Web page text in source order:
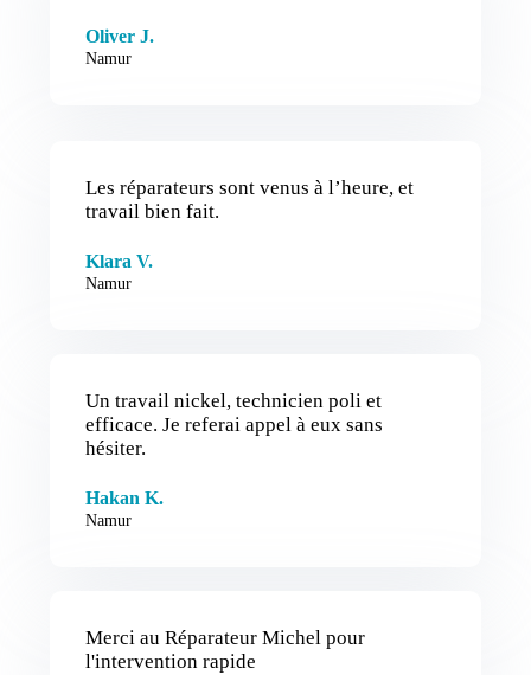
Oliver J.
Namur
Les réparateurs sont venus à l’heure, et
travail bien fait.
Klara V.
Namur
Un travail nickel, technicien poli et
efficace. Je referai appel à eux sans
hésiter.
Hakan K.
Namur
Merci au Réparateur Michel pour
l'intervention rapide